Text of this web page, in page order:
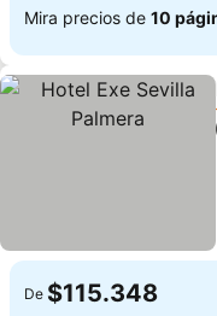
Mira precios de 10
De $115.348